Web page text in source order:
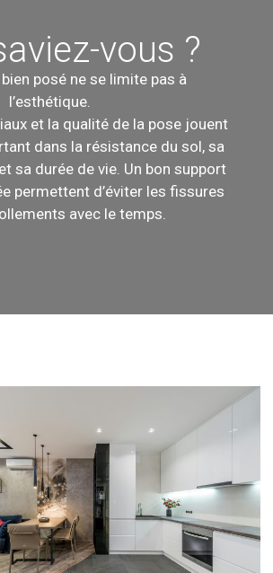
vous ?
posé ne se limite pas à
l’esthétique.
et la qualité de la pose jouent
dans la résistance du sol, sa
sa durée de vie. Un bon support
permettent d’éviter les fissures
avec le temps.